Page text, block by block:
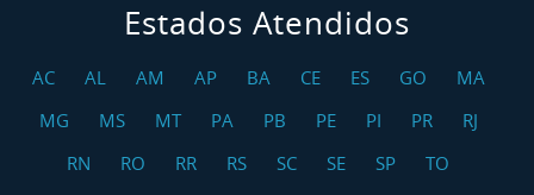
Estados Atendidos
AC AL AM AP BA CE ES GO
MA
MG
MS MT PA PB PE PI PR
RJ
RN
RO RR RS SC SE SP TO